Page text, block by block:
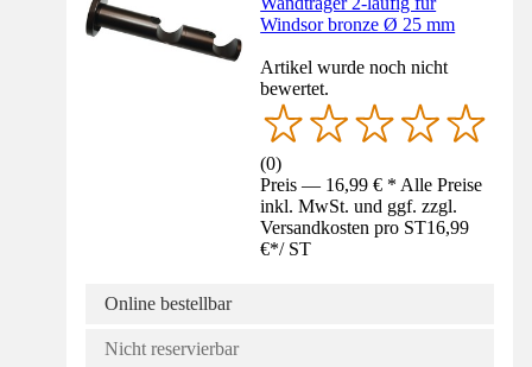
Windsor bronze Ø 25 mm
Artikel wurde noch nicht
bewertet.
(0)
Preis — 16,99 € * Alle Preise
inkl. MwSt. und ggf. zzgl.
Versandkosten pro ST16,99
€*/ ST
Online bestellbar
Nicht reservierbar